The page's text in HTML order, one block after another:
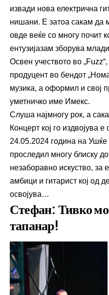
извади нова електрична
нишани. Е затоа сакам да
овде веќе со многу почит
ентузијазам зборува
Освен учеството во
продуцент во бендот
музика, а оформил и свој
уметничко име Имекс.
Слуша најмногу рок, а
Концерт кој го издвојува е
24.05.2024 година на
проследил многу блиску
незаборавно искуство, за
амбици и гитарист кој од
освојува…
Стефан: Тивко
тапанар!